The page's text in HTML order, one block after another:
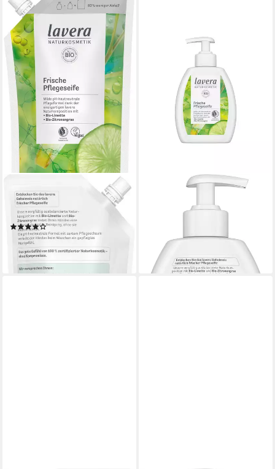
Handseife Nachfüllbeutel
Frische Pflegeseife, 1-tlg.
(1)
4,99 €
(1,00 €/ 100 ml)
lieferbar - in 2-3 Werktagen bei dir
Pflegeseife, 1-tlg.
(1,44 €/ 100 ml)
lieferbar - in 2-3 Werktagen bei dir